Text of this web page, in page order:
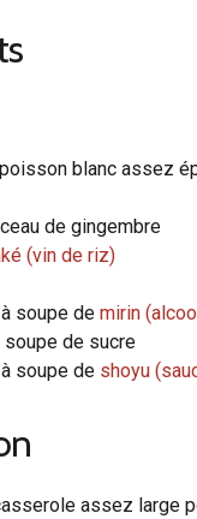
blanc assez
de gingembre
(vin de riz)
soupe de mirin
soupe de sucre
soupe de shoyu
assez large